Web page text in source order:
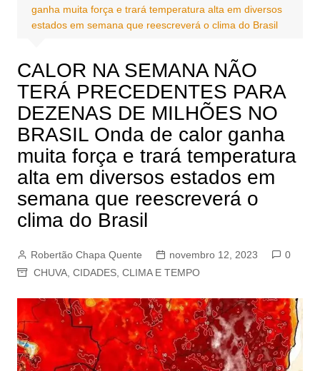
ganha muita força e trará temperatura alta em diversos
estados em semana que reescreverá o clima do Brasil
CALOR NA SEMANA NÃO
TERÁ PRECEDENTES PARA
DEZENAS DE MILHÕES NO
BRASIL Onda de calor ganha
muita força e trará temperatura
alta em diversos estados em
semana que reescreverá o
clima do Brasil
Robertão Chapa Quente novembro 12, 2023
0
CHUVA, CIDADES, CLIMA E TEMPO